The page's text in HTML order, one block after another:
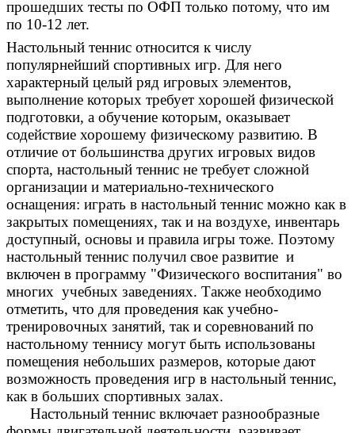
прошедших тесты по ОФП только потому, что им
по 10-12 лет.
Настольный теннис относится к числу
популярнейший спортивных игр. Для него
характерный целый ряд игровых элементов,
выполнение которых требует хорошей физической
подготовки, а обучение которым, оказывает
содействие хорошему физическому развитию. В
отличие от большинства других игровых видов
спорта, настольный теннис не требует сложной
организации и материально-технического
оснащения: играть в настольный теннис можно как в
закрытых помещениях, так и на воздухе, инвентарь
доступный, основы и правила игры тоже. Поэтому
настольный теннис получил свое развитие и
включен в программу "Физического воспитания" во
многих учебных заведениях. Также необходимо
отметить, что для проведения как учебно-
тренировочных занятий, так и соревнований по
настольному теннису могут быть использованы
помещения небольших размеров, которые дают
возможность проведения игр в настольный теннис,
как в больших спортивных залах.
Настольный теннис включает разнообразные